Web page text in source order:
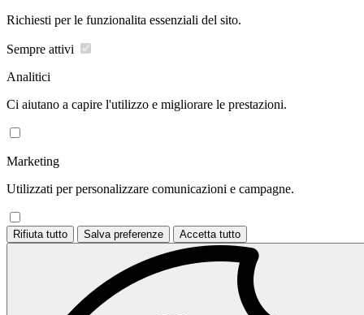
Richiesti per le funzionalita essenziali del sito.
Sempre attivi
Analitici
Ci aiutano a capire l'utilizzo e migliorare le prestazioni.
Marketing
Utilizzati per personalizzare comunicazioni e campagne.
Rifiuta tutto Salva preferenze Accetta tutto